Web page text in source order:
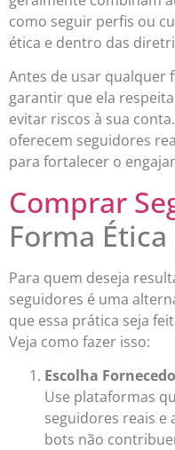
como seguir perfis ou
ética e dentro das
Antes de usar qualquer
garantir que ela
evitar riscos à sua
oferecem seguidores
para fortalecer o
Comprar
Forma Ética
Para quem deseja
seguidores é uma
que essa prática seja
Veja como fazer isso:
Escolha
Use plataformas
seguidores reais e
bots não